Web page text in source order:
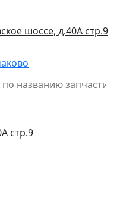
шоссе, д.40А стр.9
стр.9